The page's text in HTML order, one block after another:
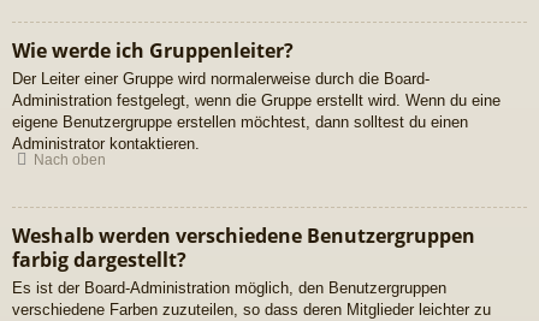
Wie werde ich Gruppenleiter?
Der Leiter einer Gruppe wird normalerweise durch die Board-
Administration festgelegt, wenn die Gruppe erstellt wird. Wenn du eine
eigene Benutzergruppe erstellen möchtest, dann solltest du einen
Administrator kontaktieren.
Nach oben
Weshalb werden verschiedene Benutzergruppen
farbig dargestellt?
Es ist der Board-Administration möglich, den Benutzergruppen
verschiedene Farben zuzuteilen, so dass deren Mitglieder leichter zu